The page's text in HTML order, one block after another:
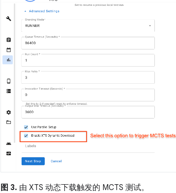
图 3. 由 XTS 动态下载触发的 MCTS 测试。